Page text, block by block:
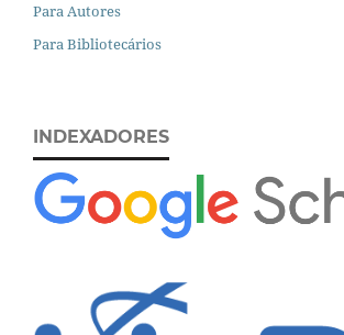
Para Autores
Para Bibliotecários
INDEXADORES